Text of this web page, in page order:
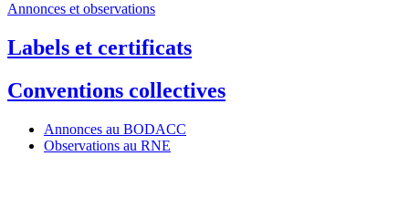
Annonces et observations
Labels et certificats
Conventions collectives
Annonces au BODACC
Observations au RNE